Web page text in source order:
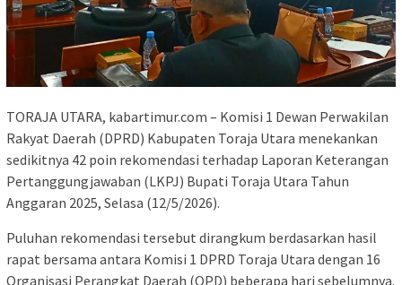
TORAJA UTARA, kabartimur.com – Komisi 1 Dewan Perwakilan
Rakyat Daerah (DPRD) Kabupaten Toraja Utara menekankan
sedikitnya 42 poin rekomendasi terhadap Laporan Keterangan
Pertanggungjawaban (LKPJ) Bupati Toraja Utara Tahun
Anggaran 2025, Selasa (12/5/2026).
Puluhan rekomendasi tersebut dirangkum berdasarkan hasil
rapat bersama antara Komisi 1 DPRD Toraja Utara dengan 16
Organisasi Perangkat Daerah (OPD) beberapa hari sebelumnya.